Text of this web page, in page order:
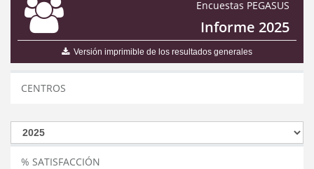
Encuestas PEGASUS
Informe 2025
Versión imprimible de los resultados generales
CENTROS
% SATISFACCIÓN